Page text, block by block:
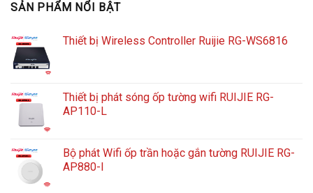
SẢN PHẨM NỔI BẬT
Thiết bị Wireless Controller Ruijie RG-WS6816
Thiết bị phát sóng ốp tường wifi RUIJIE RG-
AP110-L
Bộ phát Wifi ốp trần hoặc gắn tường RUIJIE RG-
AP880-I